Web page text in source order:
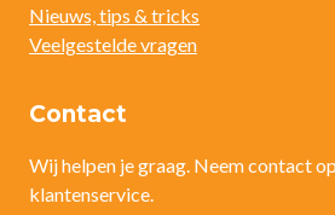
Nieuws, tips & tricks
Veelgestelde vragen
Contact
Wij helpen je graag. Neem contact
klantenservice.